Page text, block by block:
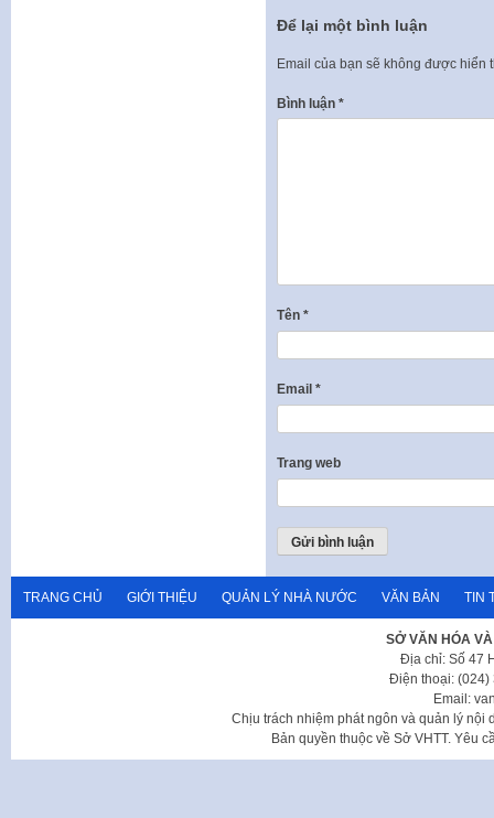
Để lại một bình luận
Email của bạn sẽ không được hiển
Bình luận *
Tên *
Email *
Trang web
TRANG CHỦ GIỚI THIỆU QUẢN LÝ NHÀ NƯỚC VĂN BẢN TIN
SỞ VĂN HÓA
Địa chỉ: Số 47
Điện thoại: (024)
Email:
Chịu trách nhiệm phát ngôn và quản lý nội
Bản quyền thuộc về Sở VHTT. Yêu